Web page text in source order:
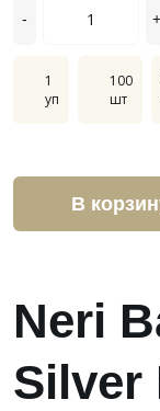
Neri
Silver
- +
1
уп
100
шт
В